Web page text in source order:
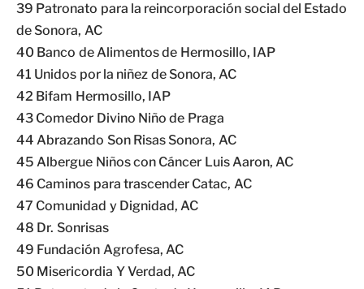
39 Patronato para la reincorporación social del Estado
de Sonora, AC
40 Banco de Alimentos de Hermosillo, IAP
41 Unidos por la niñez de Sonora, AC
42 Bifam Hermosillo, IAP
43 Comedor Divino Niño de Praga
44 Abrazando Son Risas Sonora, AC
45 Albergue Niños con Cáncer Luis Aaron, AC
46 Caminos para trascender Catac, AC
47 Comunidad y Dignidad, AC
48 Dr. Sonrisas
49 Fundación Agrofesa, AC
50 Misericordia Y Verdad, AC